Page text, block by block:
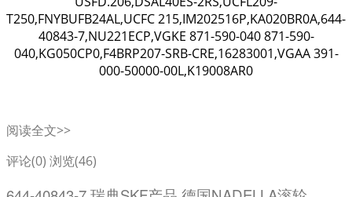
T250,FNYBUFB24AL,UCFC 215,IM202516P,KA020BR0A,644-
40843-7,NU221ECP,VGKE 871-590-040 871-590-
040,KG050CP0,F4BRP207-SRB-CRE,16283001,VGAA 391-
000-50000-00L,K19008AR0
阅读全文>>
评论(0) 浏览(46)